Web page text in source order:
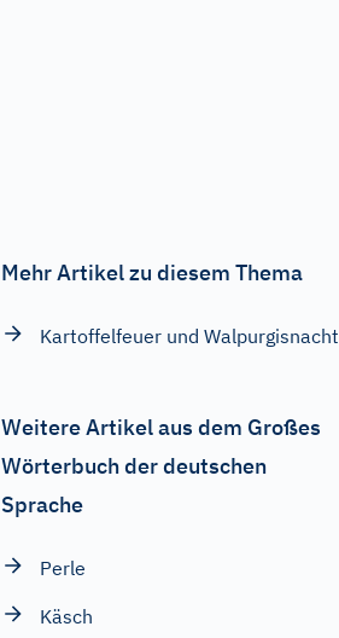
Mehr Artikel zu diesem Thema
Kartoffelfeuer und Walpurgisnacht
Weitere Artikel aus dem Großes
Wörterbuch der deutschen
Sprache
Perle
Käsch